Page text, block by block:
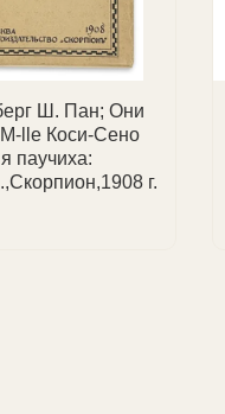
Ш. Пан; Они
lle Коси-Сено
паучиха:
г.